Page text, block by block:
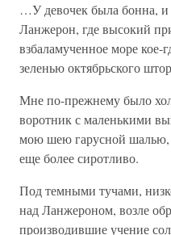
…У девочек была бонна, и
Ланжерон, где высокий
взбаламученное море кое-
зеленью октябрьского
Мне по-прежнему было
воротник с маленькими
мою шею гарусной шалью,
еще более сиротливо.
Под темными тучами,
над Ланжероном, возле
производившие учение